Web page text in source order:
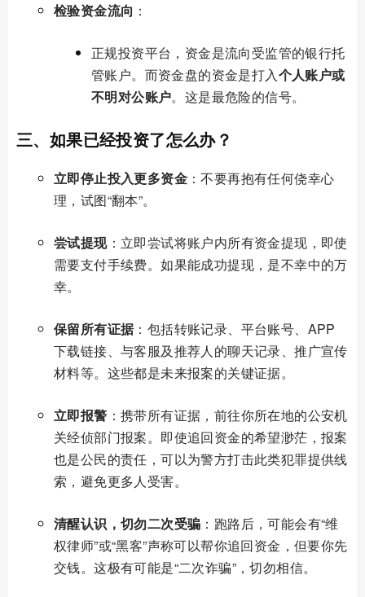
检验资金流向 ：
正规投资平台，资金是流向受监管的银行托
管账户。而资金盘的资金是打入个人账户或
不明对公账户。这是最危险的信号。
三、如果已经投资了怎么办？
立即停止投入更多资金 ：不要再抱有任何侥幸心
理，试图“翻本”。
尝试提现：立即尝试将账户内所有资金提现，即使
需要支付手续费。如果能成功提现，是不幸中的万
幸。
保留所有证据：包括转账记录、平台账号、APP
下载链接、与客服及推荐人的聊天记录、推广宣传
材料等。这些都是未来报案的关键证据。
立即报警 ：携带所有证据，前往你所在地的公安机
关经侦部门报案。即使追回资金的希望渺茫，报案
也是公民的责任，可以为警方打击此类犯罪提供线
索，避免更多人受害。
清醒认识，切勿二次受骗 ：跑路后，可能会有“维
权律师”或“黑客”声称可以帮你追回资金，但要你先
交钱。这极有可能是“二次诈骗”，切勿相信。